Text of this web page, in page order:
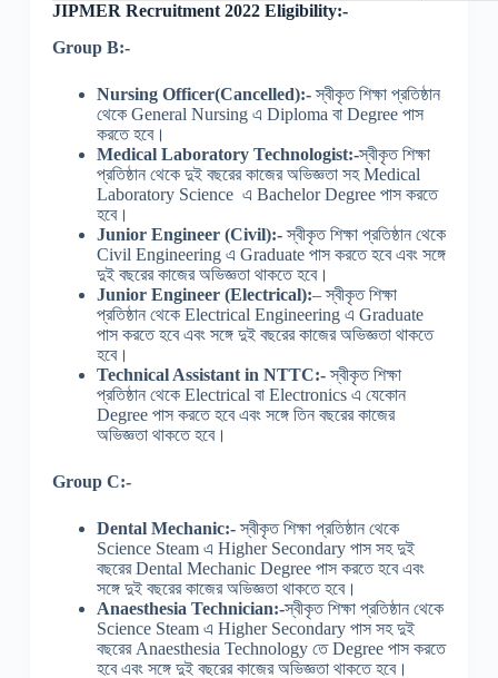
JIPMER Recruitment 2022 Eligibility:-
Group B:-
Nursing Officer(Cancelled):-স্বীকৃত শিক্ষা প্রতিষ্ঠান
থেকে General Nursing এ Diploma বা Degree পাস
করতে হবে।
Medical Laboratory Technologist:-স্বীকৃত শিক্ষা
প্রতিষ্ঠান থেকে দুই বছরের কাজের অভিজ্ঞতা সহ Medical
Laboratory Science এ Bachelor Degree পাস করতে
হবে।
Junior Engineer (Civil):-স্বীকৃত শিক্ষা প্রতিষ্ঠান থেকে
Civil Engineering এ Graduate পাস করতে হবে এবং সঙ্গে
দুই বছরের কাজের অভিজ্ঞতা থাকতে হবে।
Junior Engineer (Electrical):– স্বীকৃত শিক্ষা
প্রতিষ্ঠান থেকে Electrical Engineering এ Graduate
পাস করতে হবে এবং সঙ্গে দুই বছরের কাজের অভিজ্ঞতা থাকতে
হবে।
Technical Assistant in NTTC:-স্বীকৃত শিক্ষা
প্রতিষ্ঠান থেকে Electrical বা Electronics এ যেকোন
Degree পাস করতে হবে এবং সঙ্গে তিন বছরের কাজের
অভিজ্ঞতা থাকতে হবে।
Group C:-
Dental Mechanic:-স্বীকৃত শিক্ষা প্রতিষ্ঠান থেকে
Science Steam এ Higher Secondary পাস সহ দুই
বছরের Dental Mechanic Degree পাস করতে হবে এবং
সঙ্গে দুই বছরের কাজের অভিজ্ঞতা থাকতে হবে।
Anaesthesia Technician:-স্বীকৃত শিক্ষা প্রতিষ্ঠান থেকে
Science Steam এ Higher Secondary পাস সহ দুই
বছরের Anaesthesia Technology তে Degree পাস করতে
হবে এবং সঙ্গে দুই বছরের কাজের অভিজ্ঞতা থাকতে হবে।